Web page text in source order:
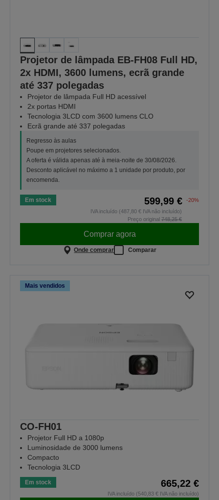
Projetor de lâmpada EB-FH08 Full HD,
2x HDMI, 3600 lumens, ecrã grande
até 337 polegadas
Projetor de lâmpada Full HD acessível
2x portas HDMI
Tecnologia 3LCD com 3600 lumens CLO
Ecrã grande até 337 polegadas
Regresso às aulas
Poupe em projetores selecionados.
A oferta é válida apenas até à meia-noite de 30/08/2026.
Desconto aplicável no máximo a 1 unidade por produto, por
encomenda.
Em stock 599,99 €
-20%
IVA incluído (487,80 € IVA não incluído)
Preço original 748,25 €
Comprar agora
Onde comprar Comparar
Mais vendidos
CO-FH01
Projetor Full HD a 1080p
Luminosidade de 3000 lumens
Compacto
Tecnologia 3LCD
Em stock 665,22 €
IVA incluído (540,83 € IVA não incluído)